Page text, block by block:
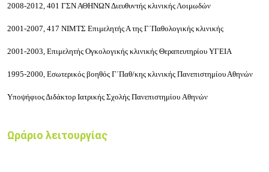
2008-2012, 401 ΓΣΝ ΑΘΗΝΩΝ Διευθυντής κλινικής Λοιμωδών
2001-2007, 417 ΝΙΜΤΣ Επιμελητής Α της Γ΄Παθολογικής κλινικής
2001-2003, Επιμελητής Ογκολογικής κλινικής Θεραπευτηρίου ΥΓΕΙΑ
1995-2000, Εσωτερικός βοηθός Γ΄Παθ/κης κλινικής Πανεπιστημίου Αθηνών
Υποψήφιος Διδάκτορ Ιατρικής Σχολής Πανεπιστημίου Αθηνών
Ωράριο λειτουργίας